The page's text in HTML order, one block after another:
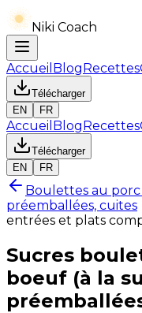
Niki Coach
Accueil BlogRecettes
Télécharger
EN
FR
Accueil BlogRecettes
Télécharger
EN
FR
Boulettes au porc
préemballées, cuites
entrées et plats
Sucres
boeuf (à la